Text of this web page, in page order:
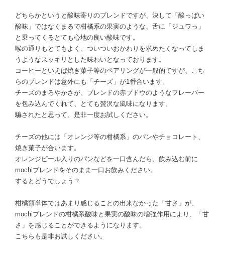
どちらかというと酸味寄りのブレンドですが、決して「酸っぱい
酸味」ではなくまるで柑橘系の果実のような、舌に「ジュワっ」
と乗ってくるとても心地の良い酸味です。
喉の通りもとてもよく、ついついおかわりを求めたくなってしま
うようなスッキリとした味わいとなっております。
コーヒーといえば焼き菓子等のペアリングが一般的ですが、こち
らのブレンドは意外にも「チーズ」が1番合います。
チーズのまろやかさが、ブレンドの赤ブドウのようなフレーバー
を包み込んでくれて、とても贅沢な風味になります。
騙されたと思って、是非一度お試しください。
チーズの他には「オレンジ等の柑橘系」のパンやチョコレート、
焼き菓子が合います。
オレンジピール入りのパンなどを一口含んだら、飲み込む前に
mochiブレンドをそのまま一口お飲みください。
するとどうでしょう？
柑橘類単体ではあまり感じることの出来なかった「甘さ」が、
mochiブレンドの柑橘系酸味と果実の酸味の増強作用により、「甘
さ」を感じることができるようになります。
こちらも是非お試しください。